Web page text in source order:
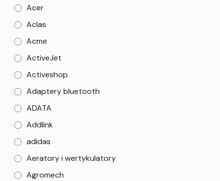
Acer
Aclas
Acme
ActiveJet
Activeshop
Adaptery bluetooth
ADATA
Addlink
adidas
Aeratory i wertykulatory
Agromech